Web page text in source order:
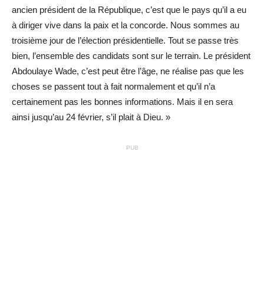
ancien président de la République, c’est que le pays qu’il a eu
à diriger vive dans la paix et la concorde. Nous sommes au
troisième jour de l’élection présidentielle. Tout se passe très
bien, l’ensemble des candidats sont sur le terrain. Le président
Abdoulaye Wade, c’est peut être l’âge, ne réalise pas que les
choses se passent tout à fait normalement et qu’il n’a
certainement pas les bonnes informations. Mais il en sera
ainsi jusqu’au 24 février, s’il plait à Dieu. »
PUB